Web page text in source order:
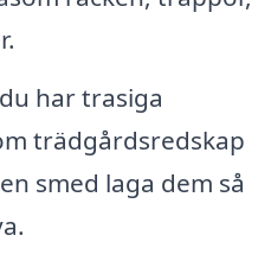
har trasiga
trädgårdsredskap
smed laga dem så